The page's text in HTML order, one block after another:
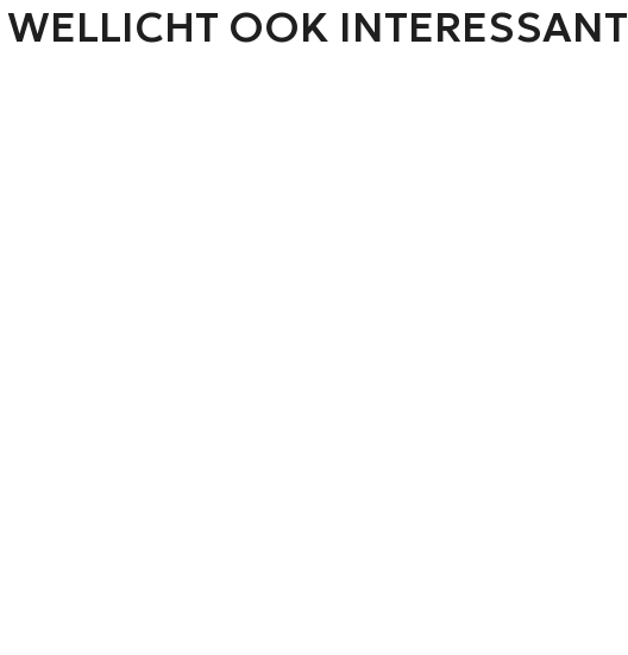
WELLICHT OOK INTERESSANT